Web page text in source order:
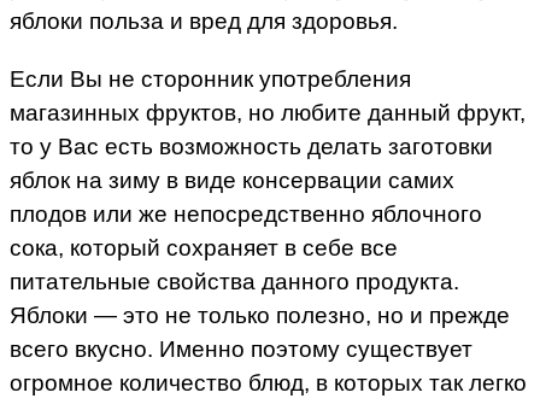
яблоки польза и вред для здоровья.
Если Вы не сторонник употребления
магазинных фруктов, но любите данный фрукт,
то у Вас есть возможность делать заготовки
яблок на зиму в виде консервации самих
плодов или же непосредственно яблочного
сока, который сохраняет в себе все
питательные свойства данного продукта.
Яблоки — это не только полезно, но и прежде
всего вкусно. Именно поэтому существует
огромное количество блюд, в которых так легко